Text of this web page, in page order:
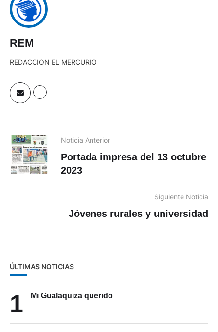
REM
REDACCION EL MERCURIO
Noticia Anterior
Portada impresa del 13 octubre
2023
Siguiente Noticia
Jóvenes rurales y universidad
ÚLTIMAS NOTICIAS
1 Mi Gualaquiza querido